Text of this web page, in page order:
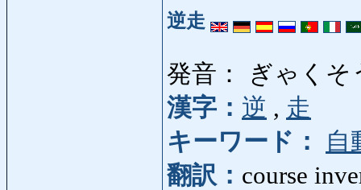
逆走
発音： ぎゃくそ
漢字： 逆 , 走
キーワード：
自
翻訳： course